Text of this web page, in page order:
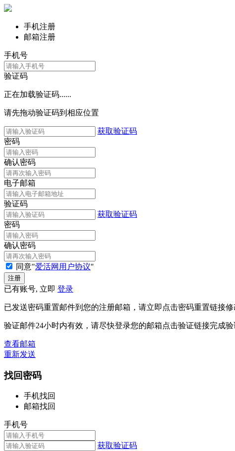
手机注册
邮箱注册
手机号
验证码
正在加载验证码......
请先拖动验证码到相应位置
获取验证码
密码
确认密码
电子邮箱
验证码
获取验证码
密码
确认密码
同意"爱活网用户协议"
已有账号, 立即 登录
已发送密码重置邮件到您的注册邮箱，请立即点击密码重置链接修
验证邮件24小时内有效，请尽快登录您的邮箱点击验证链接完成
查看邮箱
重新发送
找回密码
手机找回
邮箱找回
手机号
获取验证码